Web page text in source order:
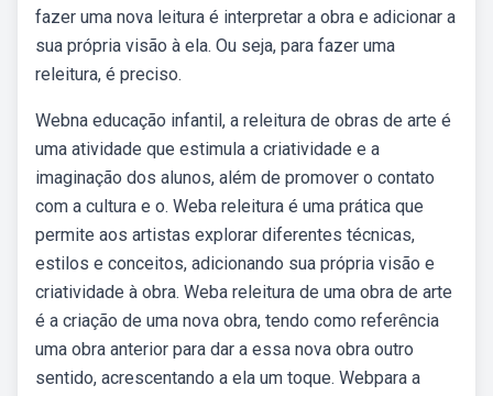
fazer uma nova leitura é interpretar a obra e adicionar a
sua própria visão à ela. Ou seja, para fazer uma
releitura, é preciso.
Webna educação infantil, a releitura de obras de arte é
uma atividade que estimula a criatividade e a
imaginação dos alunos, além de promover o contato
com a cultura e o. Weba releitura é uma prática que
permite aos artistas explorar diferentes técnicas,
estilos e conceitos, adicionando sua própria visão e
criatividade à obra. Weba releitura de uma obra de arte
é a criação de uma nova obra, tendo como referência
uma obra anterior para dar a essa nova obra outro
sentido, acrescentando a ela um toque. Webpara a